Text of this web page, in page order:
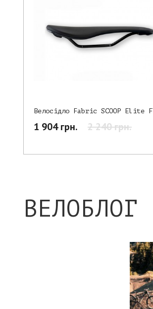
Велосідло Fabric SCOOP Elite
1 904 грн. 2 240 грн.
ВЕЛОБЛОГ